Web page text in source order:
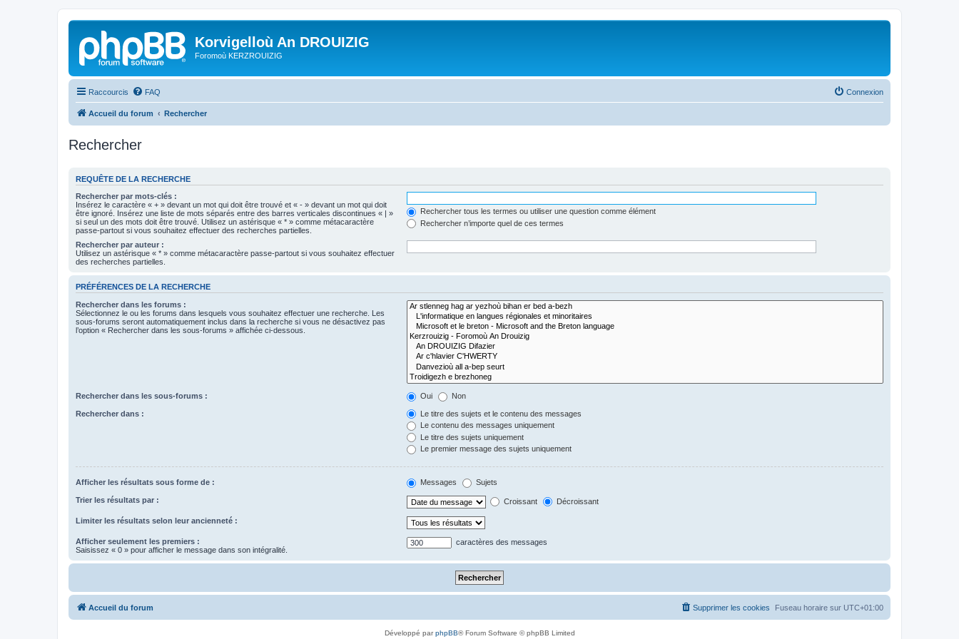
Korvigelloù An DROUIZIG
Foromoù KERZROUIZIG
Raccourcis FAQ Connexion
Accueil du forum Rechercher
Rechercher
REQUÊTE DE LA RECHERCHE
Rechercher par mots-clés :
Insérez le caractère « + » devant un mot qui doit être trouvé et « - » devant un mot qui doit
être ignoré. Insérez une liste de mots séparés entre des barres verticales discontinues « | »
si seul un des mots doit être trouvé. Utilisez un astérisque « * » comme métacaractère
passe-partout si vous souhaitez effectuer des recherches partielles.
Rechercher tous les termes ou utiliser une question comme élément
Rechercher n’importe quel de ces termes
Rechercher par auteur :
Utilisez un astérisque « * » comme métacaractère passe-partout si vous souhaitez effectuer
des recherches partielles.
PRÉFÉRENCES DE LA RECHERCHE
Rechercher dans les forums :
Sélectionnez le ou les forums dans lesquels vous souhaitez effectuer une recherche. Les
sous-forums seront automatiquement inclus dans la recherche si vous ne désactivez pas
l’option « Rechercher dans les sous-forums » affichée ci-dessous.
Rechercher dans les sous-forums : Oui Non
Rechercher dans :
Le titre des sujets et le contenu des messages
Le contenu des messages uniquement
Le titre des sujets uniquement
Le premier message des sujets uniquement
Afficher les résultats sous forme de : Messages Sujets
Trier les résultats par : Croissant Décroissant
Limiter les résultats selon leur ancienneté :
Afficher seulement les premiers :
Saisissez « 0 » pour afficher le message dans son intégralité.
caractères des messages
Accueil du forum Fuseau horaire sur UTC+01:00
Supprimer les cookies
Développé parphpBB® Forum Software © phpBB Limited